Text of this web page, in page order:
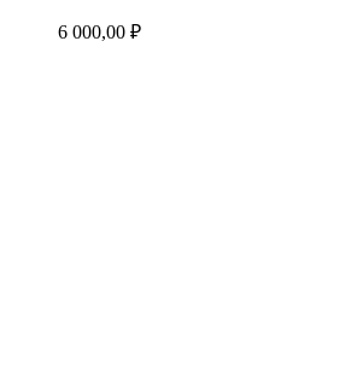
6 000,00 ₽